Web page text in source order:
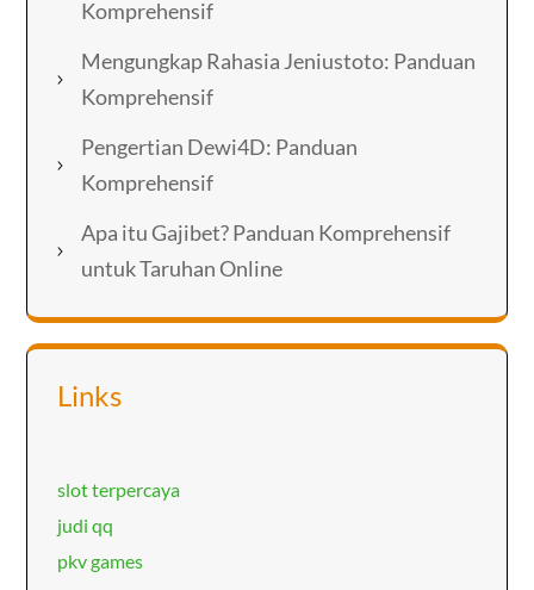
Komprehensif
Mengungkap Rahasia Jeniustoto: Panduan
Komprehensif
Pengertian Dewi4D: Panduan
Komprehensif
Apa itu Gajibet? Panduan Komprehensif
untuk Taruhan Online
Links
slot terpercaya
judi qq
pkv games